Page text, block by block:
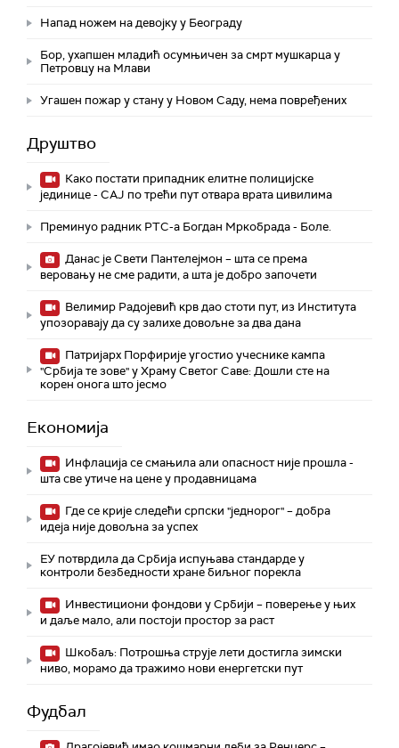
Напад ножем на девојку у Београду
Бор, ухапшен младић осумњичен за смрт мушкарца у
Петровцу на Млави
Угашен пожар у стану у Новом Саду, нема повређених
Друштво
Како постати припадник елитне полицијске
јединице - СAJ по трећи пут отвара врата цивилима
Преминуо радник РТС-а Богдан Мркобрада - Боле.
Данас је Свети Пантелејмон – шта се према
веровању не сме радити, а шта је добро започети
Велимир Радојевић крв дао стоти пут, из Института
упозоравају да су залихе довољне за два дана
Патријарх Порфирије угостио учеснике кампа
"Србија те зове" у Храму Светог Саве: Дошли сте на
корен онога што јесмо
Економија
Инфлација се смањила али опасност није прошла -
шта све утиче на цене у продавницама
Где се крије следећи српски "једнорог" – добра
идеја није довољна за успех
ЕУ потврдила да Србија испуњава стандарде у
контроли безбедности хране биљног порекла
Инвестициони фондови у Србији – поверење у њих
и даље мало, али постоји простор за раст
Шкобаљ: Потрошња струје лети достигла зимски
ниво, морамо да тражимо нови енергетски пут
Фудбал